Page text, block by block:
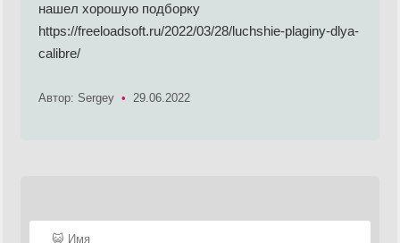
нашел хорошую подборку
https://freeloadsoft.ru/2022/03/28/luchshie-plaginy-dlya-
calibre/
Автор: Sergey • 29.06.2022